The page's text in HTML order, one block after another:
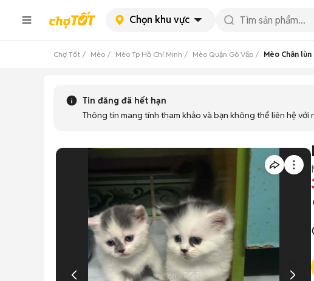
Chọn khu vực
Chợ Tốt Mèo Mèo Tp Hồ Chí Minh Mèo Quận Gò Vấp Mèo Chân
Tin đăng đã hết hạn
Thông tin mang tính tham khảo và bạn không thể liên hệ